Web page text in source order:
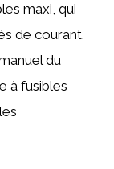
maxi, qui
de courant.
du
à fusibles